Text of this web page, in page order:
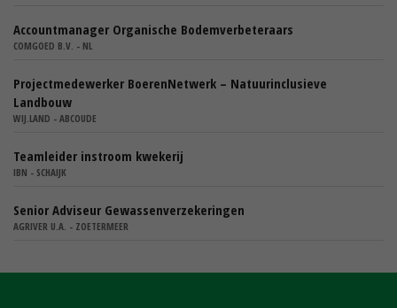
Accountmanager Organische Bodemverbeteraars
COMGOED B.V. - NL
Projectmedewerker BoerenNetwerk – Natuurinclusieve
Landbouw
WIJ.LAND - ABCOUDE
Teamleider instroom kwekerij
IBN - SCHAIJK
Senior Adviseur Gewassenverzekeringen
AGRIVER U.A. - ZOETERMEER